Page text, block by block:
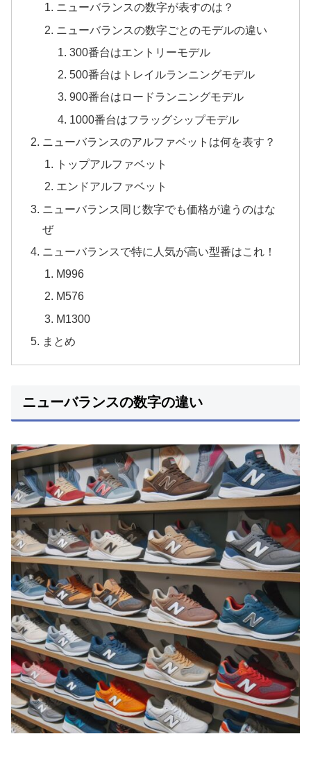
ニューバランスの数字が表すのは？
ニューバランスの数字ごとのモデルの違い
300番台はエントリーモデル
500番台はトレイルランニングモデル
900番台はロードランニングモデル
1000番台はフラッグシップモデル
ニューバランスのアルファベットは何を表す？
トップアルファベット
エンドアルファベット
ニューバランス同じ数字でも価格が違うのはな
ぜ
ニューバランスで特に人気が高い型番はこれ！
M996
M576
M1300
まとめ
ニューバランスの数字の違い